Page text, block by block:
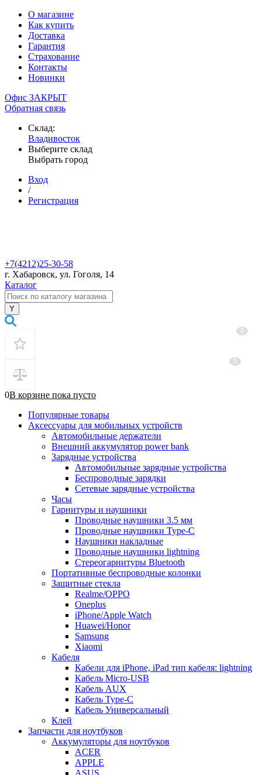
О магазине
Как купить
Доставка
Гарантия
Страхование
Контакты
Новинки
Офис ЗАКРЫТ
Обратная связь
Склад:
Владивосток
Выберите склад
Выбрать город
Вход
/
Регистрация
+7(4212)25-30-58
г. Хабаровск, ул. Гоголя, 14
Каталог
0В корзине пока пусто
Популярные товары
Аксессуары для мобильных устройств
Автомобильные держатели
Внешний аккумулятор power bank
Зарядные устройства
Автомобильные зарядные устройства
Беспроводные зарядки
Сетевые зарядные устройства
Часы
Гарнитуры и наушники
Проводные наушники 3.5 мм
Проводные наушники Type-C
Наушники накладные
Проводные наушники lightning
Стереогарнитуры Bluetooth
Портативные беспроводные колонки
Защитные стекла
Realme/OPPO
Oneplus
iPhone/Apple Watch
Huawei/Honor
Samsung
Xiaomi
Кабеля
Кабели для iPhone, iPad тип кабеля: lightning
Кабель Micro-USB
Кабель AUX
Кабель Type-C
Кабель Универсальный
Клей
Запчасти для ноутбуков
Аккумуляторы для ноутбуков
ACER
APPLE
ASUS